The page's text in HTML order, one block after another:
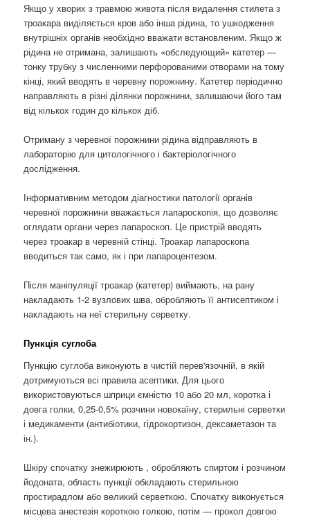
Якщо у хворих з травмою живота після видалення стилета з
троакара виділяється кров або інша рідина, то ушкодження
внутрішніх органів необхідно вважати встановленим. Якщо ж
рідина не отримана, залишають «обследующий» катетер —
тонку трубку з численними перфорованими отворами на тому
кінці, який вводять в черевну порожнину. Катетер періодично
направляють в різні ділянки порожнини, залишаючи його там
від кількох годин до кількох діб.
Отриману з черевної порожнини рідина відправляють в
лабораторію для цитологічного і бактеріологічного
дослідження.
Інформативним методом діагностики патології органів
черевної порожнини вважається лапароскопія, що дозволяє
оглядати органи через лапароскоп. Це пристрій вводять
через троакар в черевній стінці. Троакар лапароскопа
вводиться так само, як і при лапароцентезом.
Після маніпуляції троакар (катетер) виймають, на рану
накладають 1-2 вузлових шва, обробляють її антисептиком і
накладають на неї стерильну серветку.
Пункція суглоба
Пункцію суглоба виконують в чистій перев'язочній, в якій
дотримуються всі правила асептики. Для цього
використовуються шприци ємністю 10 або 20 мл, коротка і
довга голки, 0,25-0,5% розчини новокаїну, стерильні серветки
і медикаменти (антибіотики, гідрокортизон, дексаметазон та
ін.).
Шкіру спочатку знежирюють , обробляють спиртом і розчином
йодоната, область пункції обкладають стерильною
простирадлом або великий серветкою. Спочатку виконується
місцева анестезія короткою голкою, потім — прокол довгою